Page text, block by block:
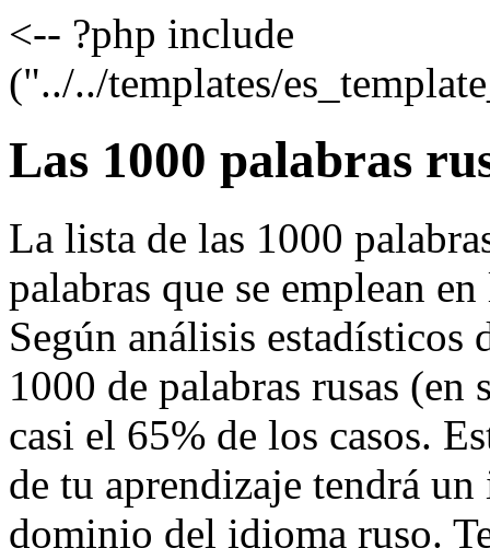
<-- ?php include
("../../templates/
Las 1000 palabras
La lista de las 1000
palabras que se emplean
Según análisis estadísticos
1000 de palabras rusas (en
casi el 65% de los casos.
de tu aprendizaje tendrá
dominio del idioma ruso.